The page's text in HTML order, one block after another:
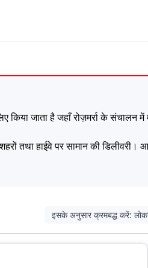
किया जाता है जहाँ रोज़मर्रा के संचालन
तथा हाईवे पर सामान की डिलीवरी।
जटिलताओं के काम प्रबंधित